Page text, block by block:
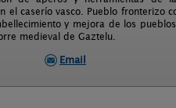
el caserío vasco. Pueblo fronterizo
y mejora de los
medieval de Gaztelu.
Email